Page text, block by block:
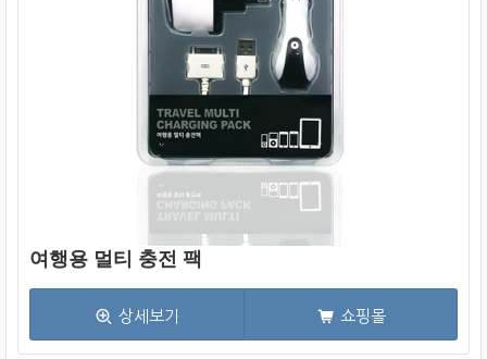
여행용 멀티 충전 팩
상세보기 쇼핑몰